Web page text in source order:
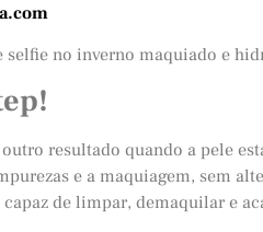
resultado quando a pele
e a maquiagem, sem
de limpar, demaquilar e